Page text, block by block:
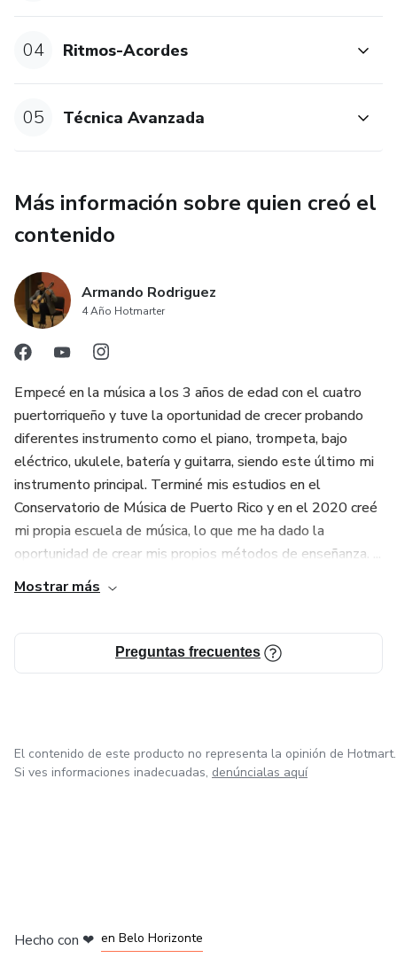
04 Ritmos-Acordes
05 Técnica Avanzada
Más información sobre quien creó el
contenido
Armando Rodriguez
4 Año Hotmarter
Empecé en la música a los 3 años de edad con el cuatro
puertorriqueño y tuve la oportunidad de crecer probando
diferentes instrumento como el piano, trompeta, bajo
eléctrico, ukulele, batería y guitarra, siendo este último mi
instrumento principal. Terminé mis estudios en el
Conservatorio de Música de Puerto Rico y en el 2020 creé
mi propia escuela de música, lo que me ha dado la
oportunidad de crear mis propios métodos de enseñanza. ...
Mostrar más
Preguntas frecuentes
El contenido de este producto no representa la opinión de Hotmart.
Si ves informaciones inadecuadas, denúncialas aquí
Hecho con ❤ en Belo Horizonte